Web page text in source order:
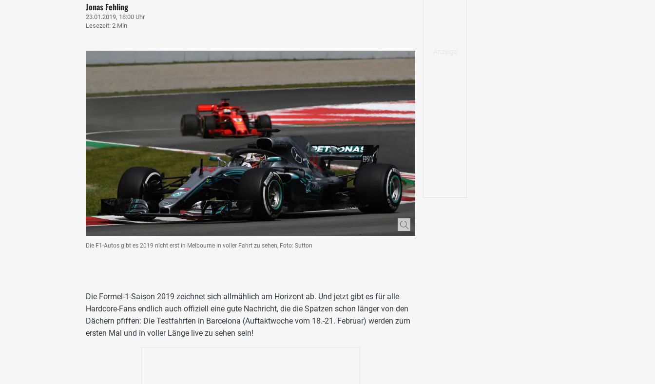
Jonas Fehling
23.01.2019, 18:00 Uhr
Lesezeit: 2 Min
Die F1-Autos gibt es 2019 nicht erst in Melbourne in voller Fahrt zu sehen, Foto: Sutton
Die Formel-1-Saison 2019 zeichnet sich allmählich am Horizont ab. Und jetzt gibt es für alle
Hardcore-Fans endlich auch offiziell eine gute Nachricht, die die Spatzen schon länger von den
Dächern pfiffen: Die Testfahrten in Barcelona (Auftaktwoche vom 18.-21. Februar) werden zum
ersten Mal und in voller Länge live zu sehen sein!